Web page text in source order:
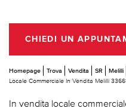
CHIEDI UN
Homepage Trova Vendita SR Melilli
Locale Commerciale In Vendita Melilli
In vendita locale